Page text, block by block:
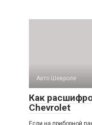
Авто Шевроле
Как
Chevrolet
Если на приборной